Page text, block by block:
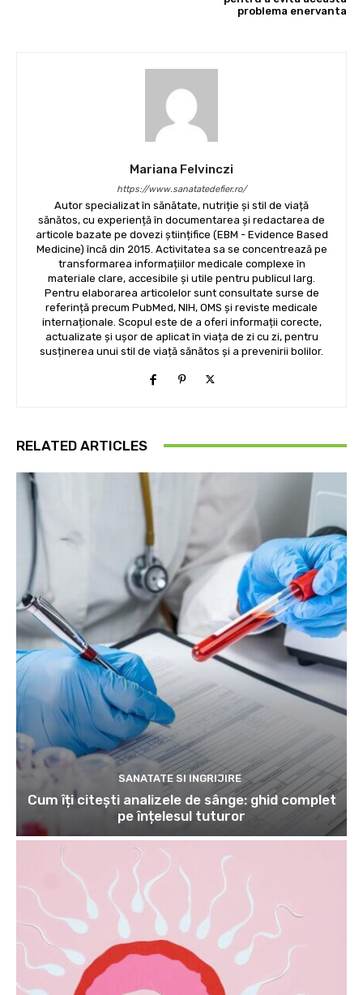
problema enervanta
Mariana Felvinczi
https://www.sanatatedefier.ro/
Autor specializat în sănătate, nutriție și stil de viață
sănătos, cu experiență în documentarea și redactarea de
articole bazate pe dovezi științifice (EBM - Evidence Based
Medicine) încă din 2015. Activitatea sa se concentrează pe
transformarea informațiilor medicale complexe în
materiale clare, accesibile și utile pentru publicul larg.
Pentru elaborarea articolelor sunt consultate surse de
referință precum PubMed, NIH, OMS și reviste medicale
internaționale. Scopul este de a oferi informații corecte,
actualizate și ușor de aplicat în viața de zi cu zi, pentru
susținerea unui stil de viață sănătos și a prevenirii bolilor.
RELATED ARTICLES
SANATATE SI INGRIJIRE
Cum îți citești analizele de sânge: ghid complet
pe înțelesul tuturor